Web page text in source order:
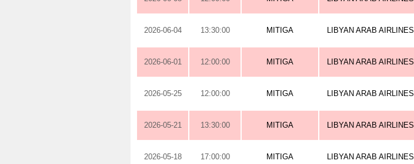
2026-06-04 13:30:00 MITIGA LIBYAN ARAB AIRLINES
2026-06-01 12:00:00 MITIGA LIBYAN ARAB AIRLINES
2026-05-25 12:00:00 MITIGA LIBYAN ARAB AIRLINES
2026-05-21 13:30:00 MITIGA LIBYAN ARAB AIRLINES
2026-05-18 17:00:00 MITIGA LIBYAN ARAB AIRLINES